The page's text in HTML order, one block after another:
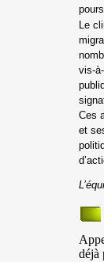
Le
vis-
Ces
et
déjà